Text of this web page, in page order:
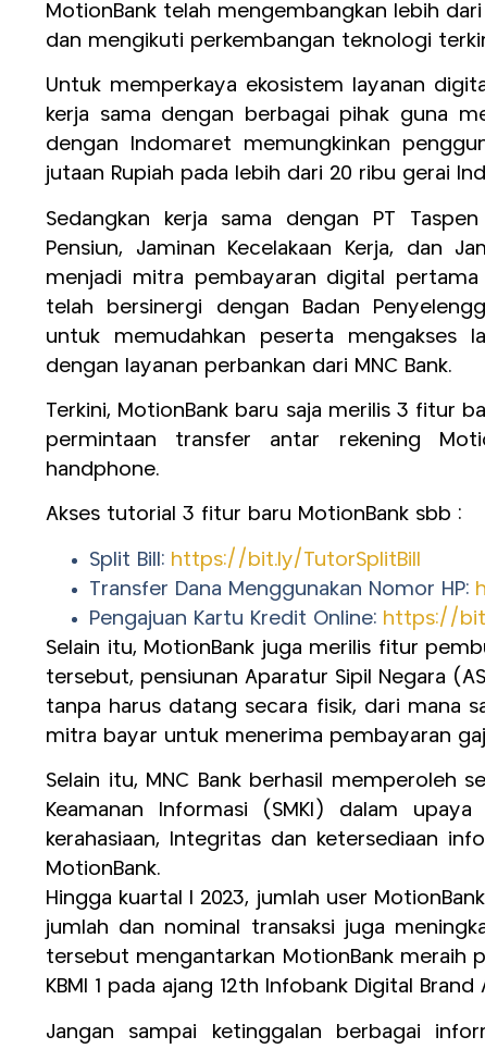
MotionBank telah mengembangkan lebih
dan mengikuti perkembangan teknologi
Untuk memperkaya ekosistem layanan
kerja sama dengan berbagai pihak guna
dengan Indomaret memungkinkan
jutaan Rupiah pada lebih dari 20 ribu gerai
Sedangkan kerja sama dengan PT
Pensiun, Jaminan Kecelakaan Kerja, dan
menjadi mitra pembayaran digital pertama
telah bersinergi dengan Badan
untuk memudahkan peserta mengakses
dengan layanan perbankan dari MNC Bank.
Terkini, MotionBank baru saja merilis 3 fitur
permintaan transfer antar rekening
handphone.
Akses tutorial 3 fitur baru MotionBank sbb :
Split Bill: https://bit.ly/TutorSplitBill
Transfer Dana Menggunakan Nomor HP:
Pengajuan Kartu Kredit Online: https://
Selain itu, MotionBank juga merilis fitur
tersebut, pensiunan Aparatur Sipil Negara
tanpa harus datang secara fisik, dari mana
mitra bayar untuk menerima pembayaran
Selain itu, MNC Bank berhasil memperoleh
Keamanan Informasi (SMKI) dalam
kerahasiaan, Integritas dan ketersediaan
MotionBank.
Hingga kuartal I 2023, jumlah user
jumlah dan nominal transaksi juga
tersebut mengantarkan MotionBank meraih
KBMI 1 pada ajang 12th Infobank Digital Brand
Jangan sampai ketinggalan berbagai